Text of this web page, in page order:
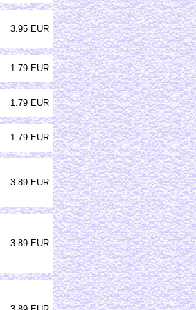
3.95 EUR
1.79 EUR
1.79 EUR
1.79 EUR
3.89 EUR
3.89 EUR